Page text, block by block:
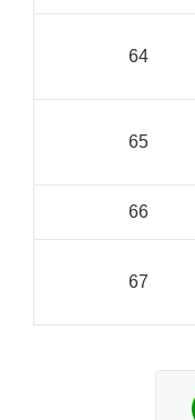
64
65
66
67